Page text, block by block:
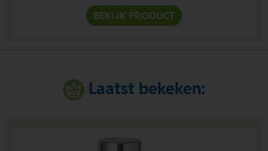
BEKIJK PRODUCT
Laatst bekeken: